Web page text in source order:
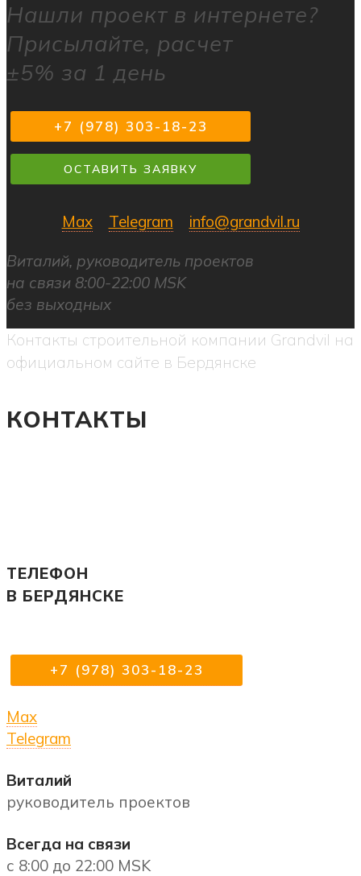
Нашли проект в интернете?
Присылайте, расчет
±5% за 1 день
+7 (978) 303-18-23
ОСТАВИТЬ ЗАЯВКУ
Max Telegram info@grandvil.ru
Виталий, руководитель проектов
на связи 8:00-22:00 MSK
без выходных
Контакты строительной компании Grandvil на
официальном сайте в Бердянске
КОНТАКТЫ
ТЕЛЕФОН
В БЕРДЯНСКЕ
+7 (978) 303-18-23
Max
Telegram
Виталий
руководитель проектов
Всегда на связи
с 8:00 до 22:00 MSK